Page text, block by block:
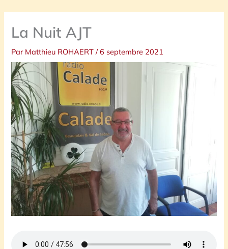
La Nuit AJT
Par Matthieu ROHAERT/6 septembre 2021